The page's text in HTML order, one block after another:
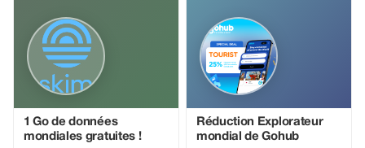
1 Go de données
mondiales gratuites !
Réduction Explorateur
mondial de Gohub